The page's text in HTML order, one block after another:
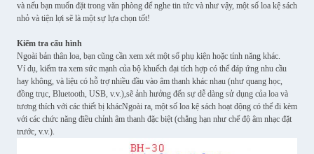
và nếu bạn muốn đặt trong văn phòng để nghe tin tức và như vậy, một số loa kệ sách
nhỏ và tiện lợi sẽ là một sự lựa chọn tốt!
Kiểm tra cấu hình
Ngoài bản thân loa, bạn cũng cần xem xét một số phụ kiện hoặc tính năng khác.
Ví dụ, kiểm tra xem sức mạnh của bộ khuếch đại tích hợp có thể đáp ứng nhu cầu
hay không, và liệu có hỗ trợ nhiều đầu vào âm thanh khác nhau (như quang học,
đồng trục, Bluetooth, USB, v.v.),sẽ ảnh hưởng đến sự dễ dàng sử dụng của loa và
tương thích với các thiết bị khácNgoài ra, một số loa kệ sách hoạt động có thể đi kèm
với các chức năng điều chỉnh âm thanh đặc biệt (chẳng hạn như chế độ âm nhạc đặt
trước, v.v.).